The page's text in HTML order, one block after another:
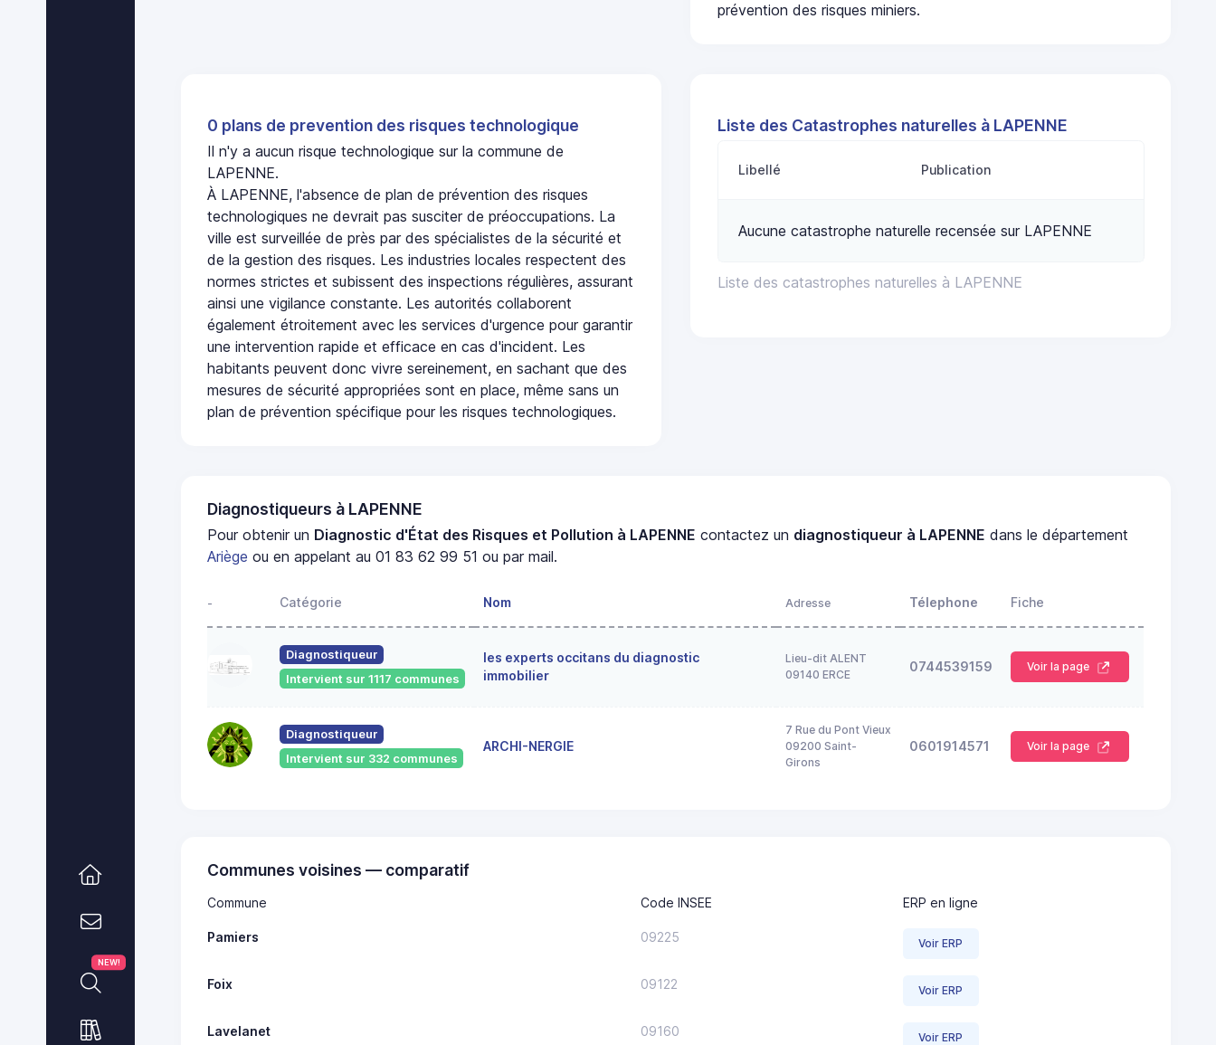
NEW!
prévention des risques miniers.
0 plans de prevention des risques technologique
Il n'y a aucun risque technologique sur la commune de
LAPENNE.
À LAPENNE, l'absence de plan de prévention des risques
technologiques ne devrait pas susciter de préoccupations. La
ville est surveillée de près par des spécialistes de la sécurité et
de la gestion des risques. Les industries locales respectent des
normes strictes et subissent des inspections régulières, assurant
ainsi une vigilance constante. Les autorités collaborent
également étroitement avec les services d'urgence pour garantir
une intervention rapide et efficace en cas d'incident. Les
habitants peuvent donc vivre sereinement, en sachant que des
mesures de sécurité appropriées sont en place, même sans un
plan de prévention spécifique pour les risques technologiques.
Liste des Catastrophes naturelles à LAPENNE
Liste des catastrophes naturelles à LAPENNE
Libellé Publication
Aucune catastrophe naturelle recensée sur LAPENNE
Diagnostiqueurs à LAPENNE
Pour obtenir un Diagnostic d'État des Risques et Pollution à LAPENNE contactez un diagnostiqueur à LAPENNE dans le département
Ariège ou en appelant au 01 83 62 99 51 ou par mail.
- Catégorie Nom Adresse Télephone Fiche
Diagnostiqueur
Intervient sur 1117 communes
les experts occitans du diagnostic
immobilier
Lieu-dit ALENT
09140 ERCE
0744539159 Voir la page
Diagnostiqueur
Intervient sur 332 communes
ARCHI-NERGIE
7 Rue du Pont Vieux
09200 Saint-
Girons
0601914571 Voir la page
Communes voisines — comparatif
Commune Code INSEE ERP en ligne
Pamiers 09225 Voir ERP
Foix 09122 Voir ERP
Lavelanet 09160 Voir ERP